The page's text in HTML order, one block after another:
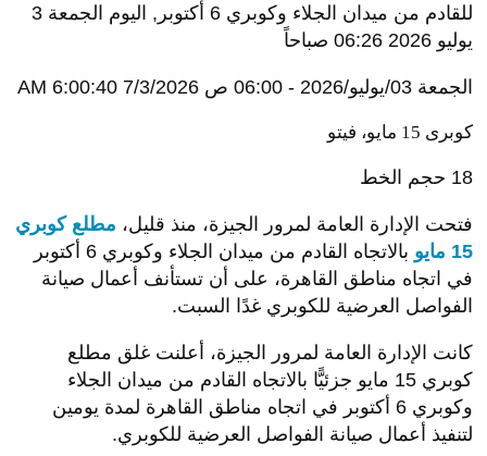
للقادم من ميدان الجلاء وكوبري 6 أكتوبر, اليوم الجمعة 3
يوليو 2026 06:26 صباحاً
الجمعة 03/يوليو/2026 - 06:00 ص 7/3/2026 6:00:40 AM
كوبرى 15 مايو، فيتو
18 حجم الخط
فتحت الإدارة العامة لمرور الجيزة، منذ قليل، مطلع كوبري
15 مايو
بالاتجاه القادم من ميدان الجلاء وكوبري 6 أكتوبر
في اتجاه مناطق القاهرة، على أن تستأنف أعمال صيانة
الفواصل العرضية للكوبري غدًا السبت.
كانت الإدارة العامة لمرور الجيزة، أعلنت غلق مطلع
كوبري 15 مايو جزئيًّا بالاتجاه القادم من ميدان الجلاء
وكوبري 6 أكتوبر في اتجاه مناطق القاهرة لمدة يومين
لتنفيذ أعمال صيانة الفواصل العرضية للكوبري.